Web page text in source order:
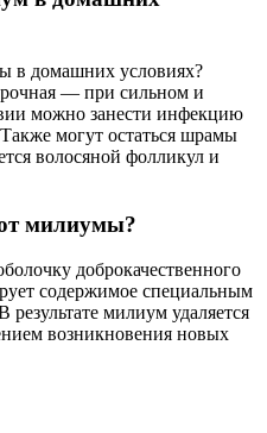
в домашних условиях?
— при сильном и
можно занести инфекцию
могут остаться шрамы
волосяной фолликул и
милиумы?
доброкачественного
содержимое специальным
милиум удаляется
возникновения новых